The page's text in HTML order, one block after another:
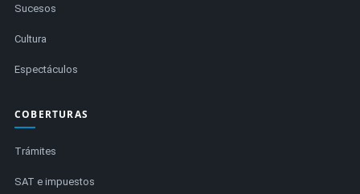
Sucesos
Cultura
Espectáculos
COBERTURAS
Trámites
SAT e impuestos